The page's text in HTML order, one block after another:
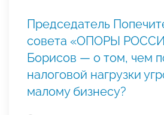
Председатель
совета «ОПОРЫ
Борисов — о том, чем
налоговой нагрузки
малому бизнесу?